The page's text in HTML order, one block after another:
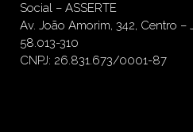
Social – ASSERTE
Av. João Amorim, 342, Centro –
58.013-310
CNPJ: 26.831.673/0001-87